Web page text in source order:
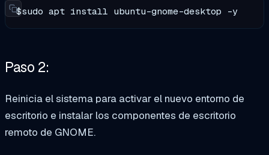
$sudo apt install ubuntu-gnome-desktop -y
Paso 2:
Reinicia el sistema para activar el nuevo entorno de
escritorio e instalar los componentes de escritorio
remoto de GNOME.